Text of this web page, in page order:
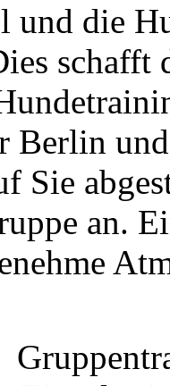
und die
schafft
Berlin
Sie
an.